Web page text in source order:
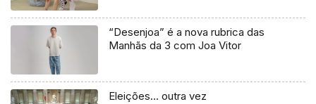
“Desenjoa” é a nova rubrica das
Manhãs da 3 com Joa Vitor
Eleições… outra vez